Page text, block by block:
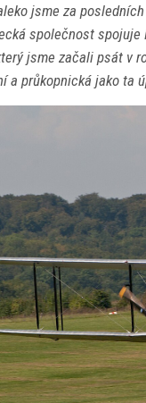
jsme za
společnost spojuje
jsme začali psát v
a průkopnická jako ta